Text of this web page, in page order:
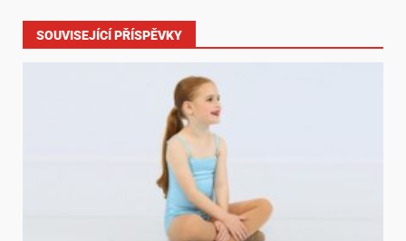
SOUVISEJÍCÍ PŘÍSPĚVKY